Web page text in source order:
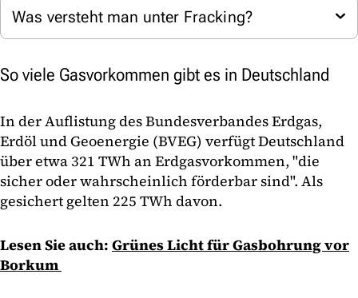
Was versteht man unter Fracking?
So viele Gasvorkommen gibt es in Deutschland
In der Auflistung des Bundesverbandes Erdgas,
Erdöl und Geoenergie (BVEG) verfügt Deutschland
über etwa 321 TWh an Erdgasvorkommen, "die
sicher oder wahrscheinlich förderbar sind". Als
gesichert gelten 225 TWh davon.
Lesen Sie auch: Grünes Licht für Gasbohrung vor
Borkum